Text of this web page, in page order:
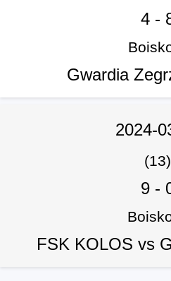
4 -
Gwardia
2024-
(13)
9 -
FSK KOLOS vs